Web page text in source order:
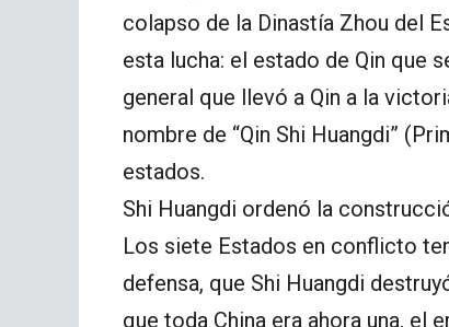
colapso de la Dinastía Zhou del
esta lucha: el estado de Qin que
general que llevó a Qin a la
nombre de “Qin Shi Huangdi”
estados.
Shi Huangdi ordenó la
Los siete Estados en conflicto
defensa, que Shi Huangdi
que toda China era ahora una, el